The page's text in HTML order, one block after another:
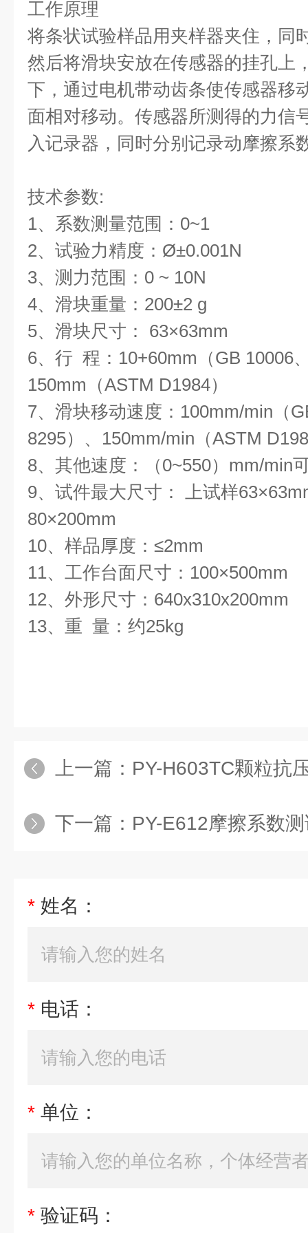
工作原理
将条状试验样品用夹样器夹住，同
然后将滑块安放在传感器的挂孔上
下，通过电机带动齿条使传感器移
面相对移动。传感器所测得的力信
入记录器，同时分别记录动摩擦系
技术参数:
1、系数测量范围： 0~1
2、试验力精度： Ø±0.001N
3、测力范围： 0 ~ 10N
4、滑块重量： 200±2 g
5、滑块尺寸： 63×63mm
6、行 程： 10+60mm （GB 10006
150mm （ASTM D1984）
7、滑块移动速度： 100mm/min （
8295）、 150mm/min （ASTM
8、其他速度：（0~550） mm/min
9、试件最大尺寸： 上试样63×
80×200mm
10、样品厚度：≤2mm
11、工作台面尺寸： 100×500mm
12、外形尺寸： 640x310x200mm
13、重 量：约25kg
上一篇： PY-H603TC颗粒抗
下一篇： PY-E612摩擦系数
* 姓名：
* 电话：
* 单位：
* 验证码：